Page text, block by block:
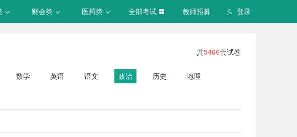
登录
财会类 医药类 全部考试 教师招募
共5466套试卷
数学 英语 语文 政治 历史 地理